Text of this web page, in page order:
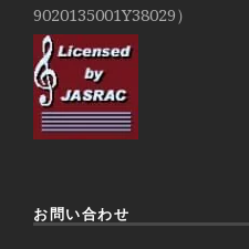
9020135001Y38029）
お問い合わせ